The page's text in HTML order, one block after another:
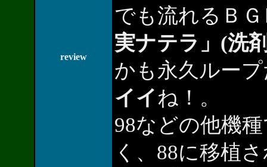
review
でも流れるＢ
実ナテラ」(洗
かも永久ルー
イイね！。
98などの他機
く、88に移植